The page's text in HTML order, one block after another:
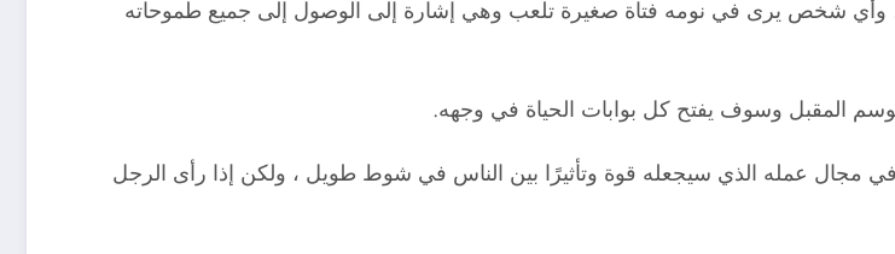
وأي شخص يرى في نومه فتاة صغيرة تلعب وهي إشارة إلى الوصول إلى جميع طموحاته
المقبل وسوف يفتح كل بوابات الحياة في وجهه.
عمله الذي سيجعله قوة وتأثيرًا بين الناس في شوط طويل ، ولكن إذا رأى الرجل